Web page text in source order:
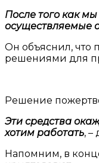
После того как
осуществляемые
Он объяснил, что
решениями для
Решение
Эти средства
хотим работать, –
Напомним, в